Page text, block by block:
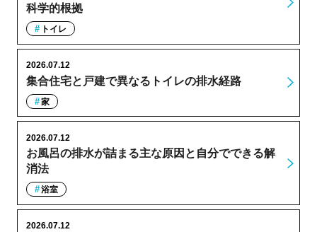
科学的根拠
トイレ
集合住宅と戸建で異なるトイレの排水経路
2026.07.12
家
お風呂の排水が詰まる主な原因と自分でできる解
消法
2026.07.12
浴室
2026.07.12